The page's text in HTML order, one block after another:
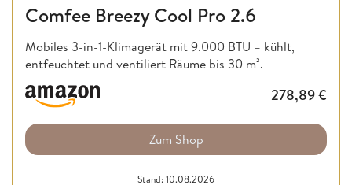
Comfee Breezy Cool Pro 2.6
Mobiles 3-in-1-Klimagerät mit 9.000 BTU – kühlt,
entfeuchtet und ventiliert Räume bis 30 m².
278,89€
Zum Shop
Stand: 10.08.2026